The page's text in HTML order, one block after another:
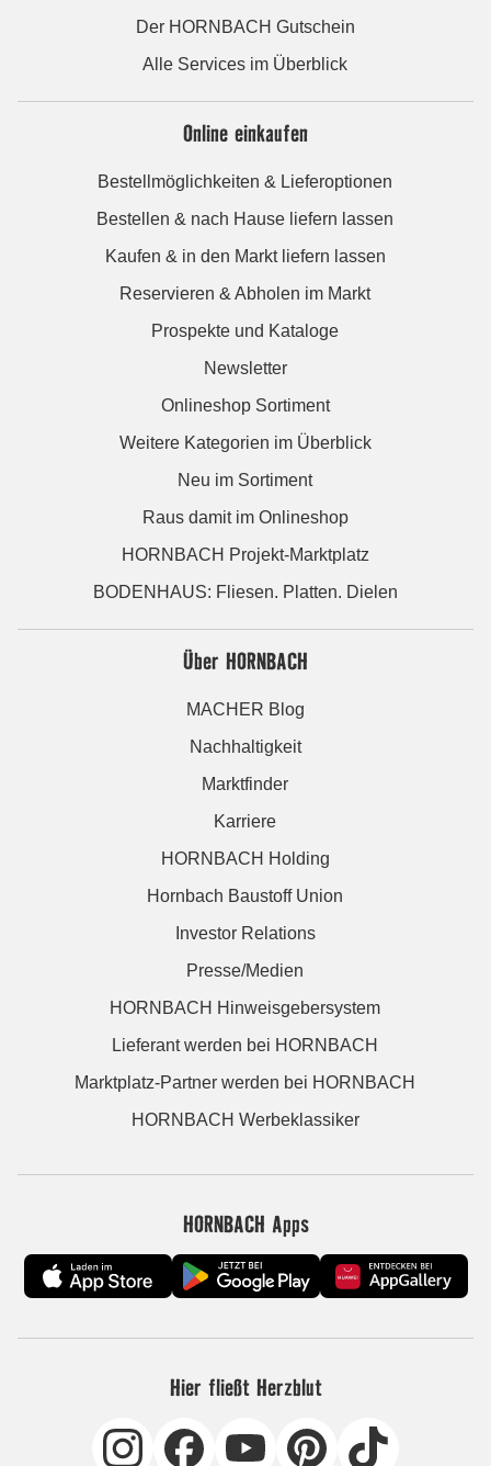
Der HORNBACH Gutschein
Alle Services im Überblick
Online einkaufen
Bestellmöglichkeiten & Lieferoptionen
Bestellen & nach Hause liefern lassen
Kaufen & in den Markt liefern lassen
Reservieren & Abholen im Markt
Prospekte und Kataloge
Newsletter
Onlineshop Sortiment
Weitere Kategorien im Überblick
Neu im Sortiment
Raus damit im Onlineshop
HORNBACH Projekt-Marktplatz
BODENHAUS: Fliesen. Platten. Dielen
Über HORNBACH
MACHER Blog
Nachhaltigkeit
Marktfinder
Karriere
HORNBACH Holding
Hornbach Baustoff Union
Investor Relations
Presse/Medien
HORNBACH Hinweisgebersystem
Lieferant werden bei HORNBACH
Marktplatz-Partner werden bei HORNBACH
HORNBACH Werbeklassiker
HORNBACH Apps
Hier fließt Herzblut